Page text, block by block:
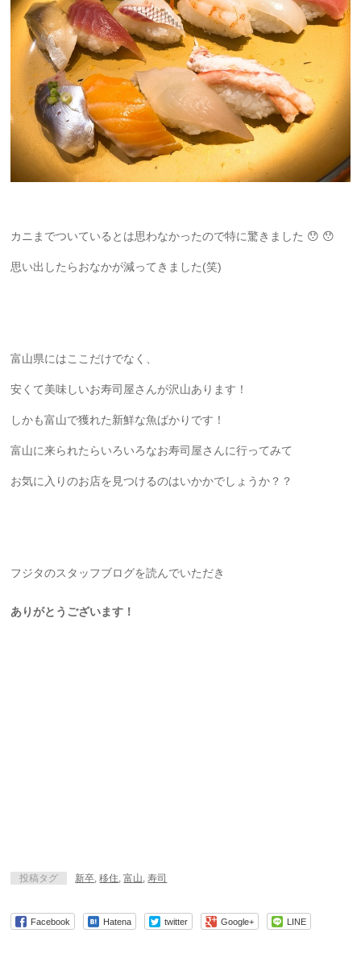
カニまでついているとは思わなかったので特に驚きました 😯 😯
思い出したらおなかが減ってきました(笑)
富山県にはここだけでなく、
安くて美味しいお寿司屋さんが沢山あります！
しかも富山で獲れた新鮮な魚ばかりです！
富山に来られたらいろいろなお寿司屋さんに行ってみて
お気に入りのお店を見つけるのはいかかでしょうか？？
フジタのスタッフブログを読んでいただき
ありがとうございます！
投稿タグ 新卒,移住,富山,寿司
Facebook Hatena twitter Google+ LINE